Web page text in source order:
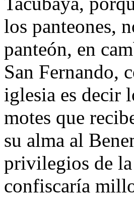
los panteones,
panteón, en
San Fernando,
iglesia es decir
motes que
su alma al
privilegios de
confiscaría